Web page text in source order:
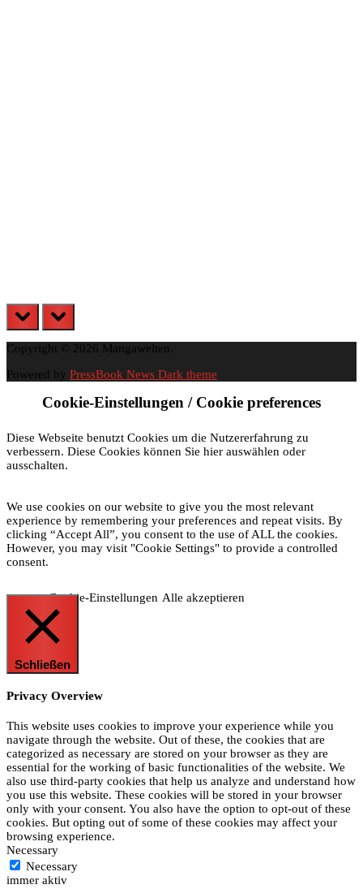
prev next
Copyright © 2026 Mangawelten.
Powered by PressBook News Dark theme
Cookie-Einstellungen / Cookie preferences
Diese Webseite benutzt Cookies um die Nutzererfahrung zu
verbessern. Diese Cookies können Sie hier auswählen oder
ausschalten.
We use cookies on our website to give you the most relevant
experience by remembering your preferences and repeat visits. By
clicking “Accept All”, you consent to the use of ALL the cookies.
However, you may visit "Cookie Settings" to provide a controlled
consent.
Cookie-Einstellungen Alle akzeptieren
Schließen
Privacy Overview
This website uses cookies to improve your experience while you
navigate through the website. Out of these, the cookies that are
categorized as necessary are stored on your browser as they are
essential for the working of basic functionalities of the website. We
also use third-party cookies that help us analyze and understand how
you use this website. These cookies will be stored in your browser
only with your consent. You also have the option to opt-out of these
cookies. But opting out of some of these cookies may affect your
browsing experience.
Necessary
Necessary
immer aktiv